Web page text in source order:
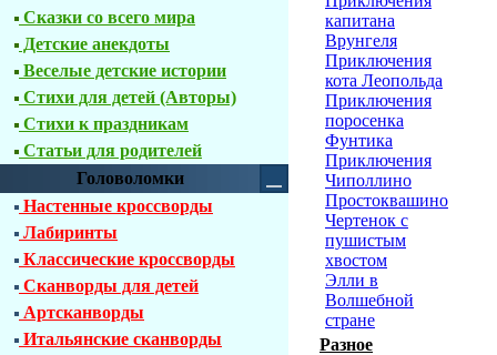
Сказки со всего мира
Детские анекдоты
Веселые детские истории
Стихи для детей (Авторы)
Стихи к праздникам
Статьи для родителей
Головоломки
Настенные кроссворды
Лабиринты
Классические кроссворды
Сканворды для детей
Артсканворды
Итальянские сканворды
капитана
Врунгеля
Приключения
кота Леопольда
Приключения
поросенка
Фунтика
Приключения
Чиполлино
Простоквашино
Чертенок с
пушистым
хвостом
Элли в
Волшебной
стране
Разное